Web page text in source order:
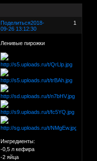
Поделиться 1
2018-
09-26 13:12:30
Ленивые пирожки
Ингредиенты:
-0,5 л кефира
-2 яйца